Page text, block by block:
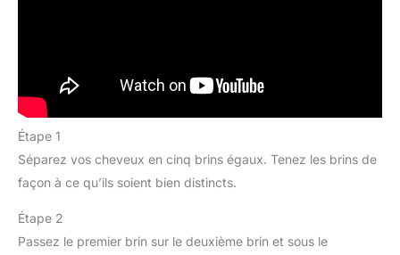
Étape 1
Séparez vos cheveux en cinq brins égaux. Tenez les brins de
façon à ce qu’ils soient bien distincts.
Étape 2
Passez le premier brin sur le deuxième brin et sous le